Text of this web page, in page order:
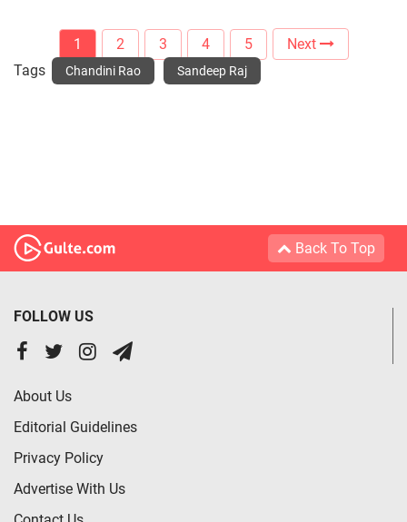
1 2 3 4 5
Next
Tags
Chandini Rao Sandeep Raj
Back To Top
FOLLOW US
About Us
Editorial Guidelines
Privacy Policy
Advertise With Us